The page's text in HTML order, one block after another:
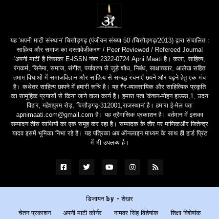
यह 'अपनी माटी संस्थान' चित्तौड़गढ़ (पंजीयन संख्या 50 /चित्तौड़गढ़/2013) द्वारा संचालित :
साहित्य और समाज का दस्तावेज़ीकरण / Peer Reviewed / Refereed Journal
'अपनी माटी' है जिसका E-ISSN नंबर 2322-0724 Apni Maati है। कला, साहित्य,
रंगकर्म, सिनेमा, समाज, संगीत, पर्यावरण से जुड़े शोध, निबंध, साक्षात्कार, आलेख सहित
तमाम विधाओं में समाजविज्ञान और साहित्य से सम्बद्ध रचनाएँ छपने और पढ़ने हेतु एक मंच
है। कथेतर साहित्य छापने में हमारी रूचि है। यह गैर-व्यावसायिक और साहित्यिक प्रकृति
का सामूहिक प्रयासों से किया जाने वाला कार्य है। हमारा पता 'कंचन-मोहन हाऊस,1, उदय
विहार, महेशपुरम रोड़, चित्तौड़गढ़-312001,राजस्थान' है। हमारा ई-मेल पता
apnimaati.com@gmail.com है। यह त्रैमासिक प्रकाशन है। वर्तमान में इसका
सम्पादन तीस साथियों का एक समूह कर रहा है। सम्पादक के तौर पर माणिकऔर जितेन्द्र
यादव इसमें भूमिका निभा रहे हैं। यह पत्रिका अब ऑनलाइन माध्यम के साथ ही हार्ड प्रिंट
में भी उपलब्ध है।
डिजायन by -शेखर
चेतन प्रकाशन
अपनी माटी कोर्नर नामवर सिंह विशेषांक शिक्षा विशेषांक